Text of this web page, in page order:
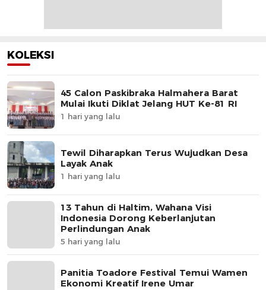
KOLEKSI
45 Calon Paskibraka Halmahera Barat
Mulai Ikuti Diklat Jelang HUT Ke-81 RI
1 hari yang lalu
Tewil Diharapkan Terus Wujudkan Desa
Layak Anak
1 hari yang lalu
13 Tahun di Haltim, Wahana Visi
Indonesia Dorong Keberlanjutan
Perlindungan Anak
5 hari yang lalu
Panitia Toadore Festival Temui Wamen
Ekonomi Kreatif Irene Umar